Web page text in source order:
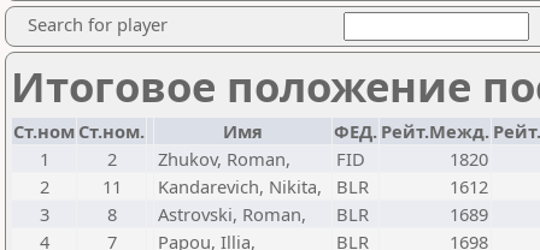
Search for player
Итоговое положение
Ст.ном Ст.ном. Имя ФЕД. Рейт.Межд.
1
2 Zhukov, Roman, FID
1820
2
11 Kandarevich, Nikita, BLR
1612
3
8 Astrovski, Roman, BLR
1689
4
7 Papou, Illia, BLR
1698